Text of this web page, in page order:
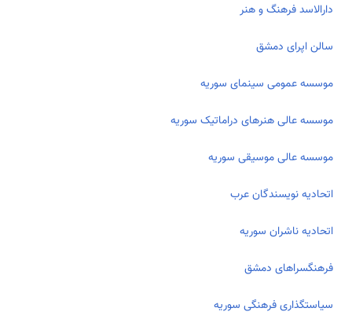
دارالاسد فرهنگ و هنر
سالن اپرای دمشق
موسسه عمومی سینمای سوریه
موسسه عالی هنرهای دراماتیک سوریه
موسسه عالی موسیقی سوریه
اتحادیه نویسندگان عرب
اتحادیه ناشران سوریه
فرهنگسراهای دمشق
سیاستگذاری فرهنگی سوریه